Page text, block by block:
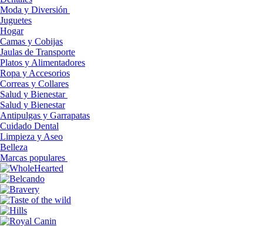
Moda y Diversión
Juguetes
Hogar
Camas y Cobijas
Jaulas de Transporte
Platos y Alimentadores
Ropa y Accesorios
Correas y Collares
Salud y Bienestar
Salud y Bienestar
Antipulgas y Garrapatas
Cuidado Dental
Limpieza y Aseo
Belleza
Marcas populares